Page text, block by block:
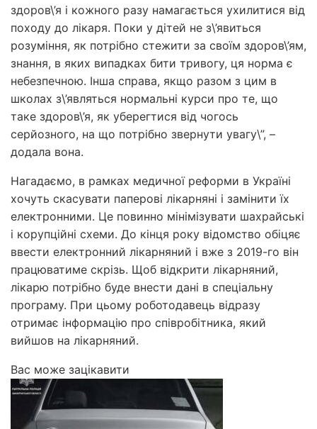
здоров\’я і кожного разу намагається ухилитися від
походу до лікаря. Поки у дітей не з\’явиться
розуміння, як потрібно стежити за своїм здоров\’ям,
знання, в яких випадках бити тривогу, ця норма є
небезпечною. Інша справа, якщо разом з цим в
школах з\’являться нормальні курси про те, що
таке здоров\’я, як уберегтися від чогось
серйозного, на що потрібно звернути увагу\”, –
додала вона.
Нагадаємо, в рамках медичної реформи в Україні
хочуть скасувати паперові лікарняні і замінити їх
електронними. Це повинно мінімізувати шахрайські
і корупційні схеми. До кінця року відомство обіцяє
ввести електронний лікарняний і вже з 2019-го він
працюватиме скрізь. Щоб відкрити лікарняний,
лікарю потрібно буде внести дані в спеціальну
програму. При цьому роботодавець відразу
отримає інформацію про співробітника, який
вийшов на лікарняний.
Вас може зацікавити